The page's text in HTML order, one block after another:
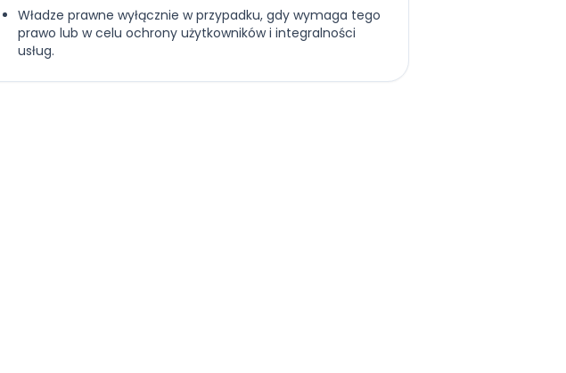
Władze prawne wyłącznie w przypadku, gdy wymaga tego
prawo lub w celu ochrony użytkowników i integralności
usług.